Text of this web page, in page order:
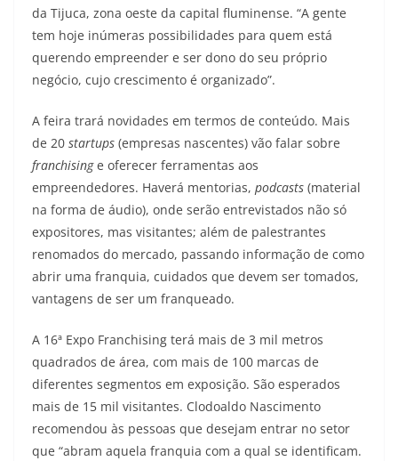
da Tijuca, zona oeste da capital fluminense. “A gente
tem hoje inúmeras possibilidades para quem está
querendo empreender e ser dono do seu próprio
negócio, cujo crescimento é organizado”.
A feira trará novidades em termos de conteúdo. Mais
de 20 startups (empresas nascentes) vão falar sobre
franchisinge oferecer ferramentas aos
empreendedores. Haverá mentorias, podcasts (material
na forma de áudio), onde serão entrevistados não só
expositores, mas visitantes; além de palestrantes
renomados do mercado, passando informação de como
abrir uma franquia, cuidados que devem ser tomados,
vantagens de ser um franqueado.
A 16ª Expo Franchising terá mais de 3 mil metros
quadrados de área, com mais de 100 marcas de
diferentes segmentos em exposição. São esperados
mais de 15 mil visitantes. Clodoaldo Nascimento
recomendou às pessoas que desejam entrar no setor
que “abram aquela franquia com a qual se identificam.